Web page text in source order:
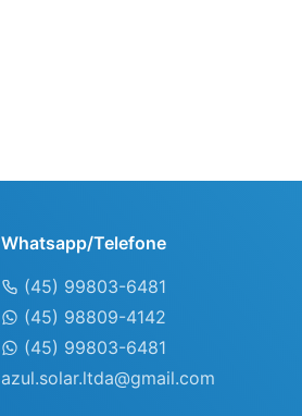
Whatsapp/Telefone
(45) 99803-6481
(45) 98809-4142
(45) 99803-6481
azul.solar.ltda@gmail.com